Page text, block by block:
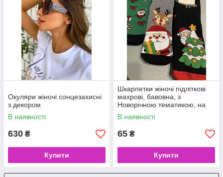
Окуляри жіночі сонцезахисні
з декором
В наявності
630 ₴
Купити
Шкарпетки жіночі підліткові
махрові, бавовна, з
Новорічною тематикою, на
подарунок, розмір 36-41
В наявності
65 ₴
Купити